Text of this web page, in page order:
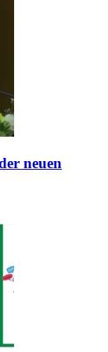
neuen